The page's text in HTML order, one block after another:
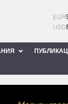
EUR
USD